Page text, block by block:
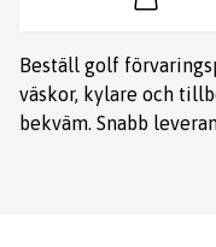
Beställ golf
väskor, kylare och
bekväm. Snabb